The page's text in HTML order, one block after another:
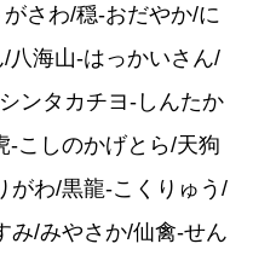
さわ/穏-おだやか/に
八海山-はっかいさん/
ンタカチヨ-しんたか
-こしのかげとら/天狗
がわ/黒龍-こくりゅう/
み/みやさか/仙禽-せん